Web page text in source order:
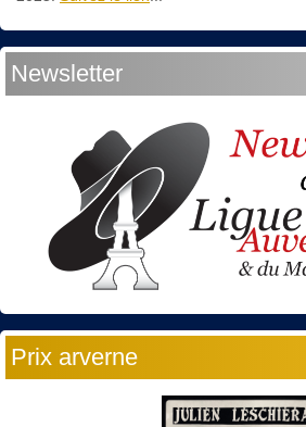
Newsletter
Prix arverne